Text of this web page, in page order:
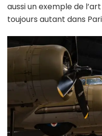
aussi un exemple de
toujours autant dans